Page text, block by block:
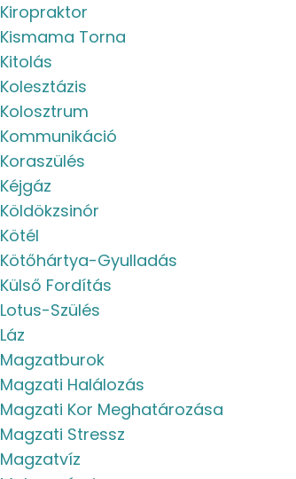
Kiropraktor
Kismama Torna
Kitolás
Kolesztázis
Kolosztrum
Kommunikáció
Koraszülés
Kéjgáz
Köldökzsinór
Kötél
Kötőhártya-Gyulladás
Külső Fordítás
Lotus-Szülés
Láz
Magzatburok
Magzati Halálozás
Magzati Kor Meghatározása
Magzati Stressz
Magzatvíz